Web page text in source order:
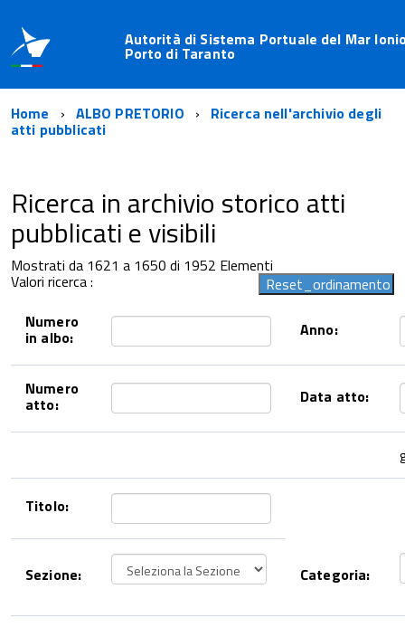
Autorità di Sistema Portuale del Mar
Porto di Taranto
Home ALBO PRETORIO Ricerca nell'archivio degli
atti pubblicati
Ricerca in archivio storico atti
pubblicati e visibili
Mostrati da 1621 a 1650 di 1952 Elementi
Valori ricerca :
Numero
in albo: Anno:
Numero
atto: Data atto:
Titolo:
Sezione: Categoria: